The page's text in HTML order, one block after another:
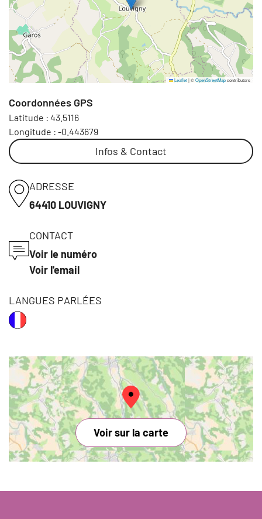
Leaflet|©OpenStreetMapcontributors
Coordonnées GPS
Latitude : 43.5116
Longitude : -0.443679
Infos & Contact
ADRESSE
64410 LOUVIGNY
CONTACT
Voir le numéro
Voir l'email
LANGUES PARLÉES
Voir sur la carte